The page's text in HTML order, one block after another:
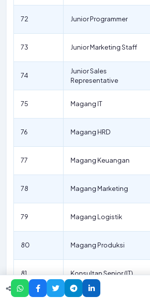
72 Junior Programmer
73 Junior Marketing Staff
74
Junior Sales
Representative
75 Magang IT
76 Magang HRD
77 Magang Keuangan
78 Magang Marketing
79 Magang Logistik
80 Magang Produksi
81 Konsultan Senior (IT)
Konsultan Senior